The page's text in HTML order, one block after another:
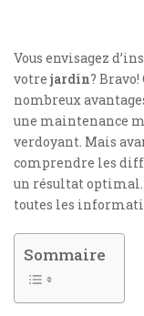
Vous envisagez
votre jardin?
nombreux
une maintenance
verdoyant. Mais
comprendre les
un résultat optimal.
toutes les
Sommaire